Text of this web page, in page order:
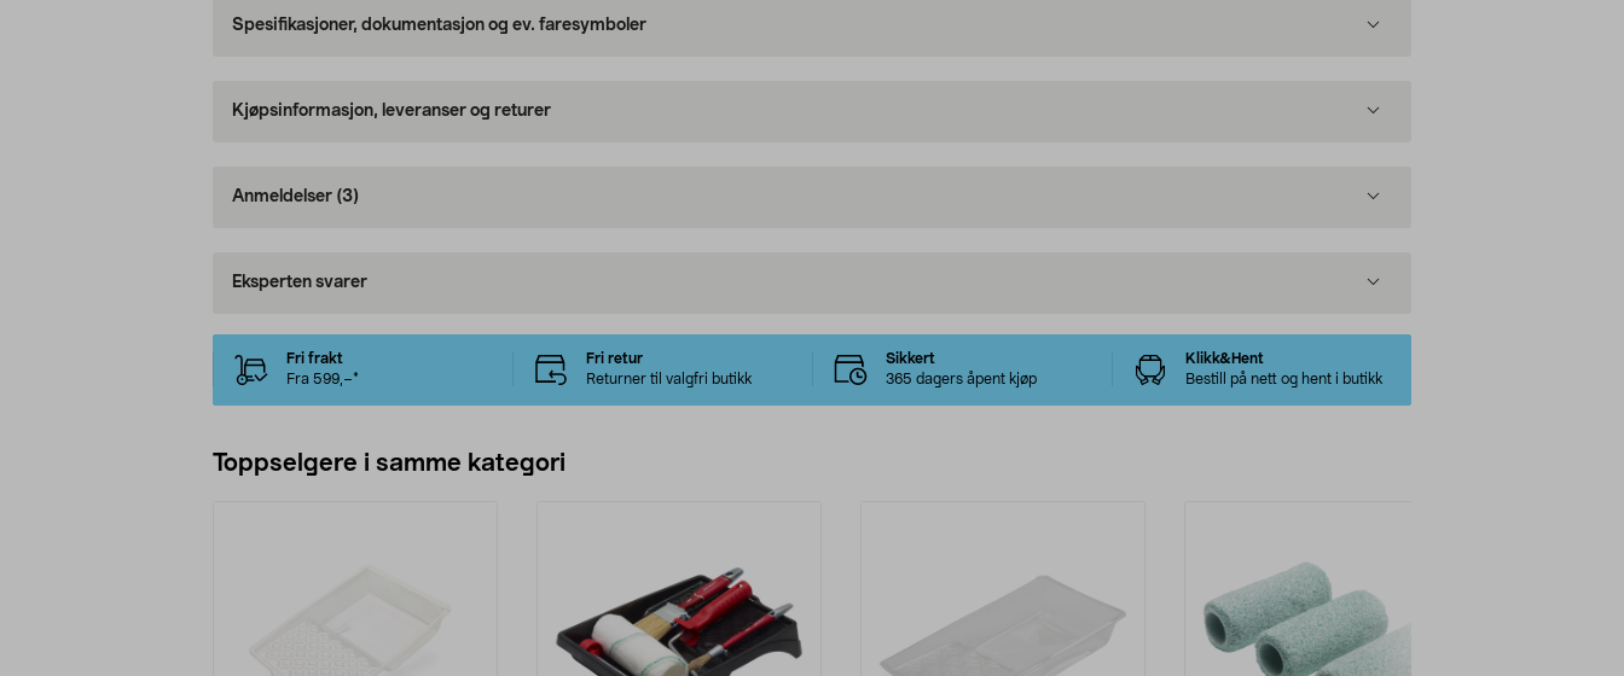
Spesifikasjoner, dokumentasjon og ev. faresymboler
Kjøpsinformasjon, leveranser og returer
Anmeldelser (3)
Eksperten svarer
Fri frakt
Fra 599,–*
Fri retur
Returner til valgfri butikk
Sikkert
365 dagers åpent kjøp
Klikk&Hent
Bestill på nett og hent i butikk
Toppselgere i samme kategori